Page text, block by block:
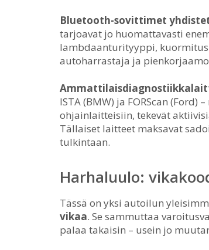
Bluetooth-sovittimet
tarjoavat jo huomattavasti
lambdaanturityyppi,
autoharrastaja ja
ISTA (BMW) ja FORScan
ohjainlaitteisiin, tekevät
Tällaiset laitteet maksavat
tulkintaan.
Harhaluulo:
Tässä on yksi autoilun
vikaa. Se sammuttaa
palaa takaisin – usein jo